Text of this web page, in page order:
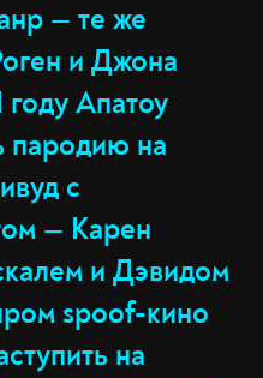
— те же
и Джона
Апатоу
пародию на
с
— Карен
и Дэвидом
spoof-кино
на